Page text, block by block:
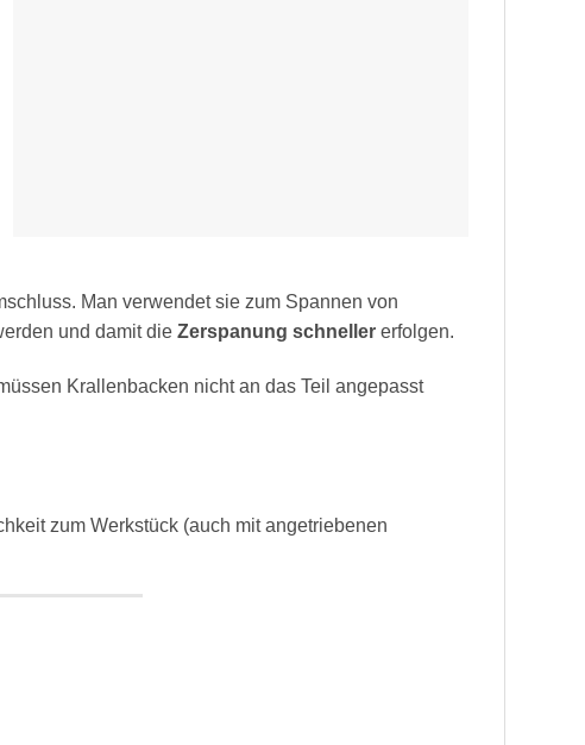
Man verwendet sie zum Spannen von
und damit die Zerspanung schneller erfolgen.
Krallenbacken nicht an das Teil angepasst
zum Werkstück (auch mit angetriebenen